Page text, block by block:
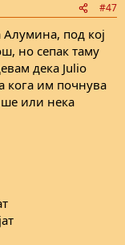
#47
Алумина, под кој
но сепак таму
дека Julio
кога им почнува
или нека